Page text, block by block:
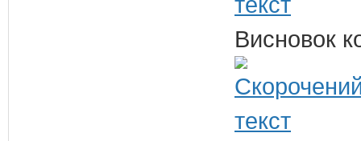
Висновок